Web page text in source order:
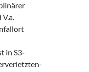
in S3-